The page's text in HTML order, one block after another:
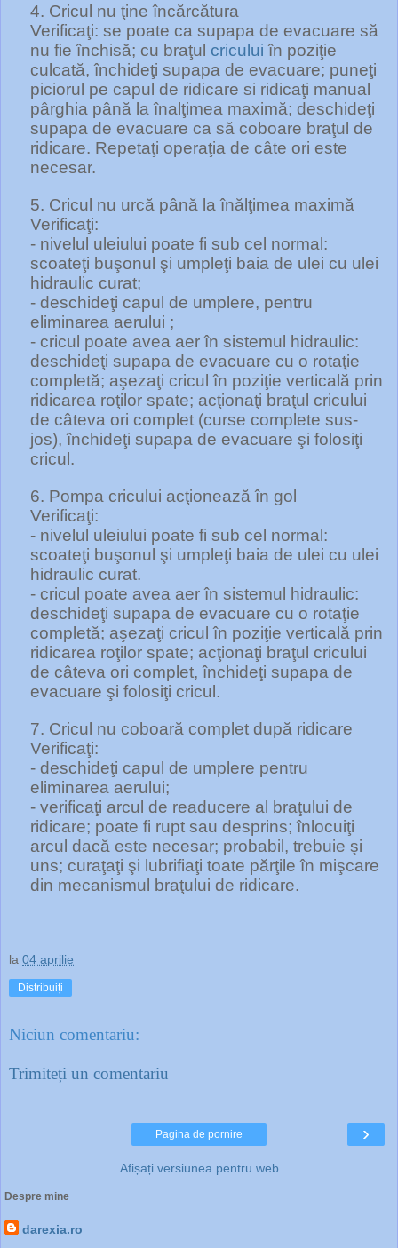
4. Cricul nu ţine încărcătura
Verificaţi: se poate ca supapa de evacuare să
nu fie închisă; cu braţul cricului în poziţie
culcată, închideţi supapa de evacuare; puneţi
piciorul pe capul de ridicare si ridicaţi manual
pârghia până la înalţimea maximă; deschideţi
supapa de evacuare ca să coboare braţul de
ridicare. Repetaţi operaţia de câte ori este
necesar.
5. Cricul nu urcă până la înălţimea maximă
Verificaţi:
- nivelul uleiului poate fi sub cel normal:
scoateţi buşonul şi umpleţi baia de ulei cu ulei
hidraulic curat;
- deschideţi capul de umplere, pentru
eliminarea aerului ;
- cricul poate avea aer în sistemul hidraulic:
deschideţi supapa de evacuare cu o rotaţie
completă; aşezaţi cricul în poziţie verticală prin
ridicarea roţilor spate; acţionaţi braţul cricului
de câteva ori complet (curse complete sus-
jos), închideţi supapa de evacuare şi folosiţi
cricul.
6. Pompa cricului acţionează în gol
Verificaţi:
- nivelul uleiului poate fi sub cel normal:
scoateţi buşonul şi umpleţi baia de ulei cu ulei
hidraulic curat.
- cricul poate avea aer în sistemul hidraulic:
deschideţi supapa de evacuare cu o rotaţie
completă; aşezaţi cricul în poziţie verticală prin
ridicarea roţilor spate; acţionaţi braţul cricului
de câteva ori complet, închideţi supapa de
evacuare şi folosiţi cricul.
7. Cricul nu coboară complet după ridicare
Verificaţi:
- deschideţi capul de umplere pentru
eliminarea aerului;
- verificaţi arcul de readucere al braţului de
ridicare; poate fi rupt sau desprins; înlocuiţi
arcul dacă este necesar; probabil, trebuie şi
uns; curaţaţi şi lubrifiaţi toate părţile în mişcare
din mecanismul braţului de ridicare.
la 04 aprilie
Distribuiți
Niciun comentariu:
Trimiteți un comentariu
›
Pagina de pornire
Afișați versiunea pentru web
Despre mine
darexia.ro